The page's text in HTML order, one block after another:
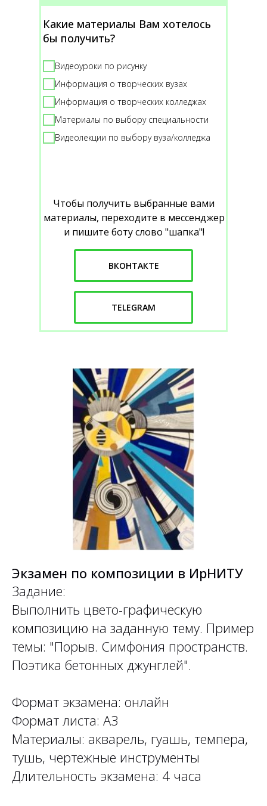
Какие материалы Вам хотелось
бы получить?
Видеоуроки по рисунку
Информация о творческих вузах
Информация о творческих колледжах
Материалы по выбору специальности
Видеолекции по выбору вуза/колледжа
Чтобы получить выбранные вами
материалы, переходите в мессенджер
и пишите боту слово "шапка"!
ВКОНТАКТЕ
TELEGRAM
Экзамен по композиции в ИрНИТУ
Задание:
Выполнить цвето-графическую
композицию на заданную тему. Пример
темы: "Порыв. Симфония пространств.
Поэтика бетонных джунглей".
Формат экзамена: онлайн
Формат листа: А3
Материалы: акварель, гуашь, темпера,
тушь, чертежные инструменты
Длительность экзамена: 4 часа